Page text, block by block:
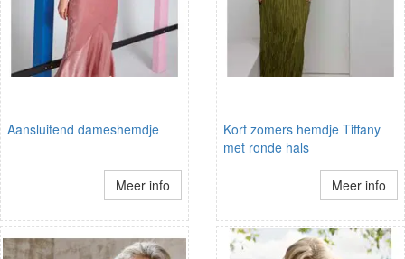
Aansluitend dameshemdje
Meer info
Kort zomers hemdje Tiffany
met ronde hals
Meer info